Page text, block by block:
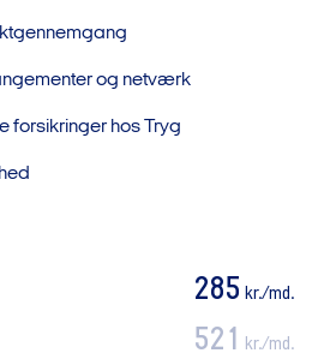
og netværk
forsikringer hos Tryg
285 kr./md.
521 kr./md.